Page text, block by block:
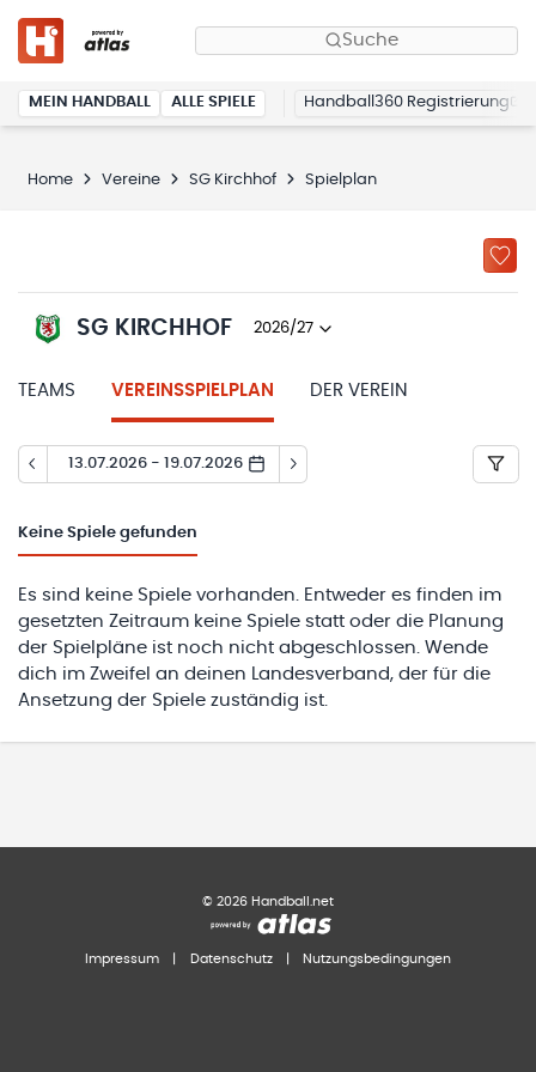
Suche
MEIN HANDBALL ALLE SPIELE Handball360 Registrierung
Home Vereine SG Kirchhof Spielplan
SG KIRCHHOF 2026/27
TEAMS VEREINSSPIELPLAN DER VEREIN
13.07.2026 - 19.07.2026
Keine Spiele gefunden
Es sind keine Spiele vorhanden. Entweder es finden im
gesetzten Zeitraum keine Spiele statt oder die Planung
der Spielpläne ist noch nicht abgeschlossen. Wende
dich im Zweifel an deinen Landesverband, der für die
Ansetzung der Spiele zuständig ist.
© 2026 Handball.net
Impressum Datenschutz Nutzungsbedingungen